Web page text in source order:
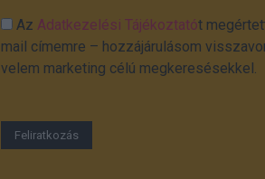
AzAdatkezelési Tájékoztatót
mail címemre – hozzájárulásom
velem marketing célú megkeresésekkel.